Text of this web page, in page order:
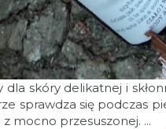
skóry delikatnej i
sprawdza się podczas
mocno przesuszonej. ...